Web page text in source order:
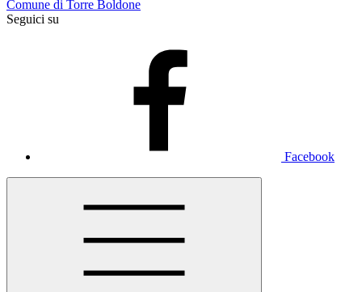
Comune di Torre Boldone
Seguici su
Facebook